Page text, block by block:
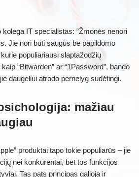
IT specialistas: “Žmonės nenori
Jie nori būti saugūs be papildomo
populiariausi slaptažodžių
“Bitwarden” ar “1Password”, bando
daugeliui atrodo pernelyg sudėtingi.
mažiau
produktai tapo tokie populiarūs – jie
nei konkurentai, bet tos funkcijos
Tas pats principas galioja ir